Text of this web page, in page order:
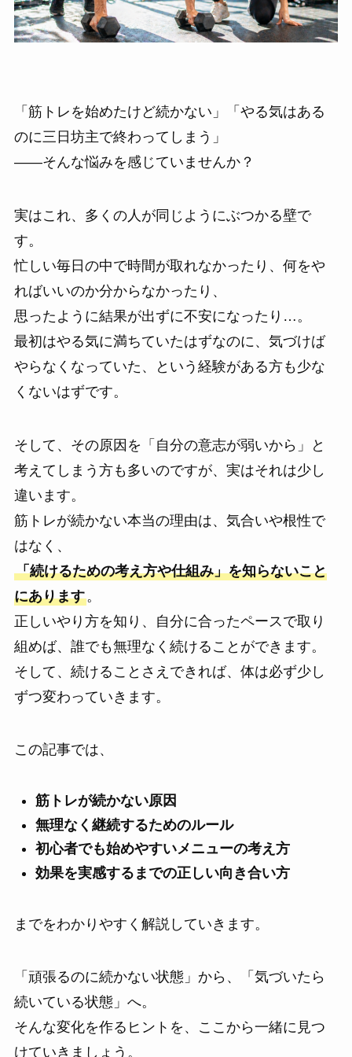
「筋トレを始めたけど続かない」「やる気はある
のに三日坊主で終わってしまう」
——そんな悩みを感じていませんか？
実はこれ、多くの人が同じようにぶつかる壁で
す。
忙しい毎日の中で時間が取れなかったり、何をや
ればいいのか分からなかったり、
思ったように結果が出ずに不安になったり…。
最初はやる気に満ちていたはずなのに、気づけば
やらなくなっていた、という経験がある方も少な
くないはずです。
そして、その原因を「自分の意志が弱いから」と
考えてしまう方も多いのですが、実はそれは少し
違います。
筋トレが続かない本当の理由は、気合いや根性で
はなく、
「続けるための考え方や仕組み」を知らないこと
にあります。
正しいやり方を知り、自分に合ったペースで取り
組めば、誰でも無理なく続けることができます。
そして、続けることさえできれば、体は必ず少し
ずつ変わっていきます。
この記事では、
筋トレが続かない原因
無理なく継続するためのルール
初心者でも始めやすいメニューの考え方
効果を実感するまでの正しい向き合い方
までをわかりやすく解説していきます。
「頑張るのに続かない状態」から、「気づいたら
続いている状態」へ。
そんな変化を作るヒントを、ここから一緒に見つ
けていきましょう。